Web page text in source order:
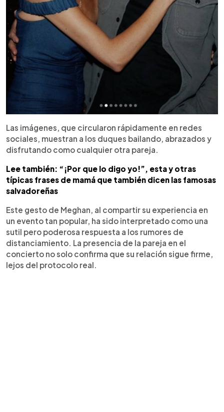
Las imágenes, que circularon rápidamente en redes
sociales, muestran a los duques bailando, abrazados y
disfrutando como cualquier otra pareja.
Lee también: “¡Por que lo digo yo!”, esta y otras
típicas frases de mamá que también dicen las famosas
salvadoreñas
Este gesto de Meghan, al compartir su experiencia en
un evento tan popular, ha sido interpretado como una
sutil pero poderosa respuesta a los rumores de
distanciamiento. La presencia de la pareja en el
concierto no solo confirma que su relación sigue firme,
lejos del protocolo real.